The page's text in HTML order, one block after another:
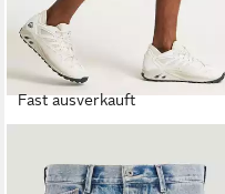
Fast ausverkauft
Jeansshorts ORION.S
FRANCIS - kurze Jeans Short